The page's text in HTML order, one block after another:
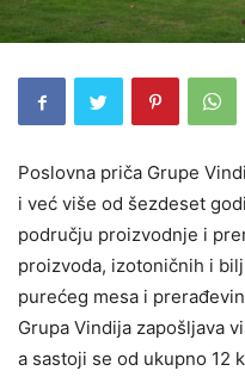
Poslovna priča Grupe
i već više od šezdeset
području proizvodnje i
proizvoda, izotoničnih i
purećeg mesa i
Grupa Vindija zapošljava
a sastoji se od ukupno 12